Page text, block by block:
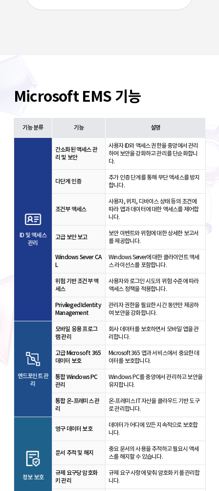
Microsoft EMS 기능
기능 분류 기능 설명
ID 및 액세스
관리
간소화된 액세스 관
리 및 보안
사용자 ID와 액세스 권한을 중앙에서 관리
하여 보안을 강화하고 관리를 단순화합니
다.
다단계 인증
추가 인증 단계를 통해 무단 액세스를 방지
합니다.
조건부 액세스
사용자, 위치, 디바이스 상태 등의 조건에
따라 앱과 데이터에 대한 액세스를 제어합
니다.
고급 보안 보고
보안 이벤트와 위험에 대한 상세한 보고서
를 제공합니다.
Windows Sever CA
L
Windows Server에 대한 클라이언트 액세
스 라이선스를 포함합니다.
위험 기반 조건부 액
세스
사용자와 로그인 시도의 위험 수준에 따라
액세스 정책을 적용합니다.
Privileged Identity
Management
관리자 권한을 필요한 시간 동안만 제공하
여 보안을 강화합니다.
엔드포인트 관
리
모바일 응용 프로그
램 관리
회사 데이터를 보호하면서 모바일 앱을 관
리합니다.
고급 Microsoft 365
데이터 보호
Microsoft 365 앱과 서비스에서 중요한 데
이터를 보호합니다.
통합 Windows PC
관리
Windows PC를 중앙에서 관리하고 보안을
유지합니다.
통합 온-프레미스 관
리
온-프레미스 IT 자산을 클라우드 기반 도구
로 관리합니다.
정보 보호
영구 데이터 보호
데이터가 어디에 있든 지속적으로 보호합
니다.
문서 추적 및 해지
중요 문서의 사용을 추적하고 필요시 액세
스를 해지할 수 있습니다.
규제 요구당 암호화
키 관리
규제 요구 사항에 맞춰 암호화 키를 관리합
니다.